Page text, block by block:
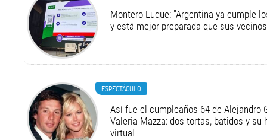
Montero Luque: "Argentina ya cumple
y está mejor preparada que sus
ESPECTÁCULO
Así fue el cumpleaños 64 de Alejandro
Valeria Mazza: dos tortas, batidos y su
virtual